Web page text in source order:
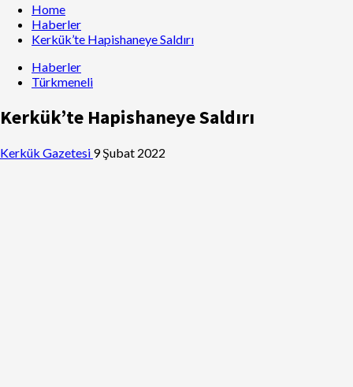
Home
Haberler
Kerkük’te Hapishaneye Saldırı
Haberler
Türkmeneli
Kerkük’te Hapishaneye Saldırı
Kerkük Gazetesi 9 Şubat 2022